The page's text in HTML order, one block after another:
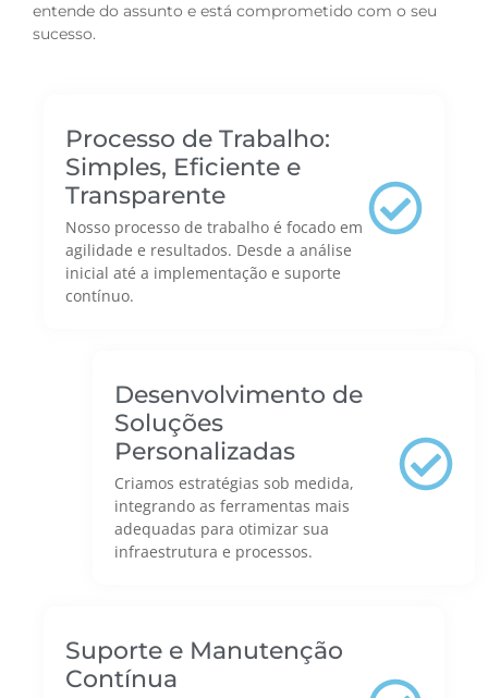
entende do assunto e está comprometido com o seu
sucesso.
Processo de Trabalho:
Simples, Eficiente e
Transparente
Nosso processo de trabalho é focado em
agilidade e resultados. Desde a análise
inicial até a implementação e suporte
contínuo.
Desenvolvimento de
Soluções
Personalizadas
Criamos estratégias sob medida,
integrando as ferramentas mais
adequadas para otimizar sua
infraestrutura e processos.
Suporte e Manutenção
Contínua